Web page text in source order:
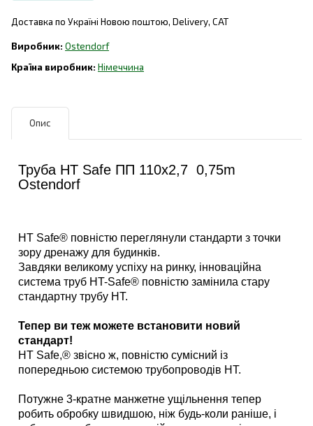
Доставка по Україні Новою поштою, Delivery, САТ
Ostendorf
Німеччина
Опис
Труба HT Safe ПП 110х2,7 0,75m
Ostendorf
HT Safe® повністю переглянули стандарти з точки
зору дренажу для будинків.
Завдяки великому успіху на ринку, інноваційна
система труб HT-Safe® повністю замінила стару
стандартну трубу HT.
Тепер ви теж можете встановити новий
стандарт!
HT Safe,® звісно ж, повністю сумісний із
попередньою системою трубопроводів HT.
Потужне 3-кратне манжетне ущільнення тепер
робить обробку швидшою, ніж будь-коли раніше, і